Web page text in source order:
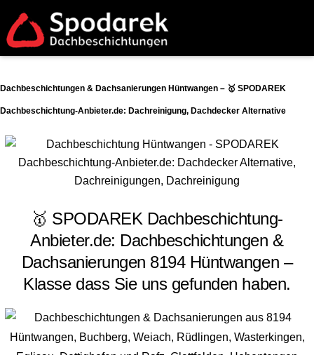
Dachbeschichtungen & Dachsanierungen Hüntwangen – 🥇 SPODAREK
Dachbeschichtung-Anbieter.de: Dachreinigung, Dachdecker Alternative
🥇 SPODAREK Dachbeschichtung-
Anbieter.de: Dachbeschichtungen &
Dachsanierungen 8194 Hüntwangen –
Klasse dass Sie uns gefunden haben.